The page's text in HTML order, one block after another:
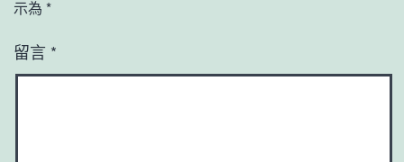
示為 *
留言 *